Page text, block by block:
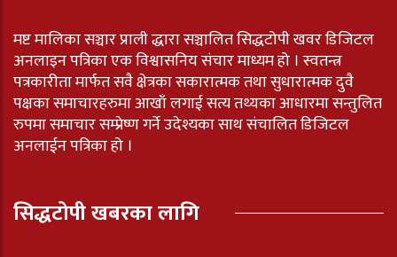
मष्ट मालिका सञ्चार प्राली द्धारा सञ्चालित सिद्धटोपी खवर डिजिटल
अनलाइन पत्रिका एक विश्वासनिय संचार माध्यम हो । स्वतन्त्र
पत्रकारीता मार्फत सवै क्षेत्रका सकारात्मक तथा सुधारात्मक दुवै
पक्षका समाचारहरुमा आखाँ लगाई सत्य तथ्यका आधारमा सन्तुलित
रुपमा समाचार सम्प्रेष्ण गर्ने उदेश्यका साथ संचालित डिजिटल
अनलाईन पत्रिका हो ।
सिद्धटोपी खबरका लागि